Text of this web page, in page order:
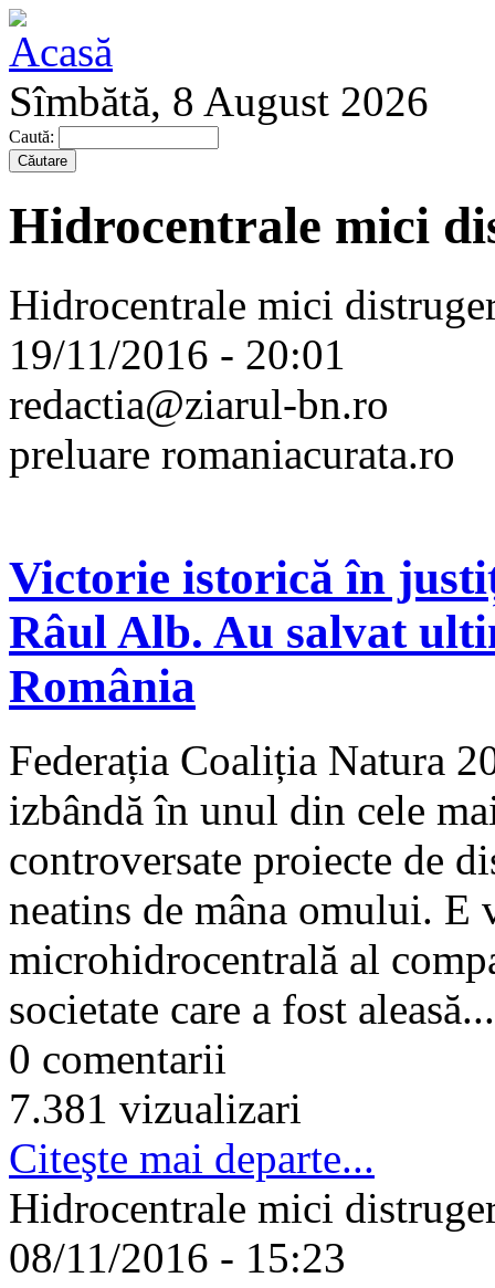
Sîmbătă, 8 August 2026
Caută:
Hidrocentrale mici
Hidrocentrale mici
19/11/2016 - 20:01
redactia@ziarul-bn.ro
preluare romaniacurata.ro
Victorie istorică în
Râul Alb. Au salvat
România
Federația Coaliția Natura
izbândă în unul din cele
controversate proiecte de
neatins de mâna omului. E
microhidrocentrală al
societate care a fost aleasă...
0 comentarii
7.381 vizualizari
Citeşte mai departe...
Hidrocentrale mici
08/11/2016 - 15:23